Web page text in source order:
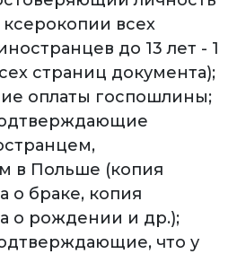
всех
до 13 лет - 1
страниц документа);
оплаты госпошлины;
в Польше (копия
о браке, копия
о рождении и др.);
что у